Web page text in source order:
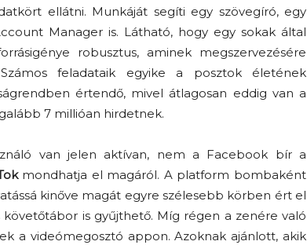
ellátni. Munkáját segíti egy szövegíró, egy
Manager is. Látható, hogy egy sokak által
robusztus, aminek megszervezésére
feladataik egyike a posztok életének
értendő, mivel átlagosan eddig van a
7 millióan hirdetnek.
van jelen aktívan, nem a Facebook bír a
mondhatja el magáról. A platform bombaként
kinőve magát egyre szélesebb körben ért el
is gyűjthető. Míg régen a zenére való
a videómegosztó appon. Azoknak ajánlott, akik